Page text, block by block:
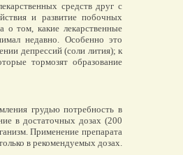
средств друг с
и развитие побочных
о том, какие лекарственные
недавно. Особенно это
депрессий (соли лития); к
тормозят образование
грудью потребность в
в достаточных дозах (200
Применение препарата
в рекомендуемых дозах.